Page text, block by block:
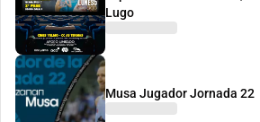
Lugo
Musa Jugador Jornada 22